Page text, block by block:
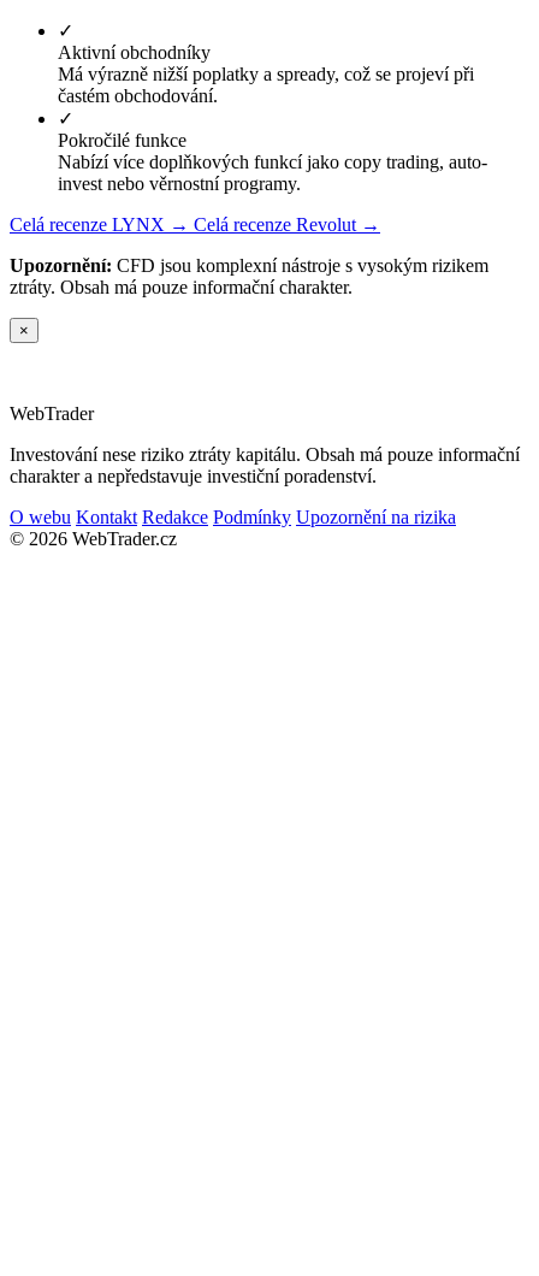
✓
Aktivní obchodníky
Má výrazně nižší poplatky a spready, což se projeví při
častém obchodování.
✓
Pokročilé funkce
Nabízí více doplňkových funkcí jako copy trading, auto-
invest nebo věrnostní programy.
Celá recenze LYNX → Celá recenze Revolut →
Upozornění: CFD jsou komplexní nástroje s vysokým rizikem
ztráty. Obsah má pouze informační charakter.
×
WebTrader
Investování nese riziko ztráty kapitálu. Obsah má pouze informační
charakter a nepředstavuje investiční poradenství.
O webu Kontakt Redakce Podmínky Upozornění na rizika
© 2026 WebTrader.cz